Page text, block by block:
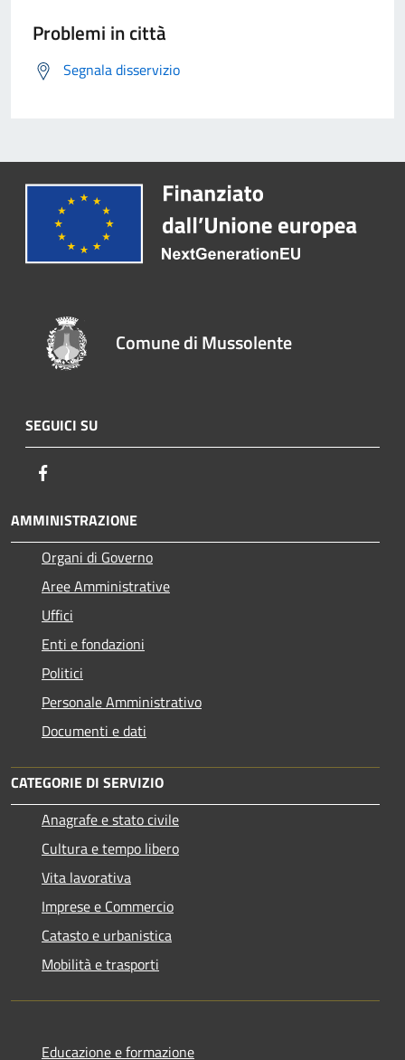
Problemi in città
Segnala disservizio
Comune di Mussolente
SEGUICI SU
AMMINISTRAZIONE
Organi di Governo
Aree Amministrative
Uffici
Enti e fondazioni
Politici
Personale Amministrativo
Documenti e dati
CATEGORIE DI SERVIZIO
Anagrafe e stato civile
Cultura e tempo libero
Vita lavorativa
Imprese e Commercio
Catasto e urbanistica
Mobilità e trasporti
Educazione e formazione